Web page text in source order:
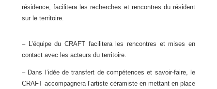
résidence, facilitera les recherches et rencontres du résident
sur le territoire.
– L’équipe du CRAFT facilitera les rencontres et mises en
contact avec les acteurs du territoire.
– Dans l’idée de transfert de compétences et savoir-faire, le
CRAFT accompagnera l’artiste céramiste en mettant en place